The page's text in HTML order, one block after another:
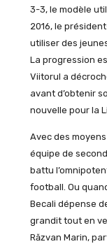
3-3, le modèle
2016, le
utiliser des
La progression
Viitorul a
avant d’obtenir
nouvelle pour la
Avec des
équipe de
battu
football. Ou
Becali dépense
grandit tout en
Răzvan Marin,